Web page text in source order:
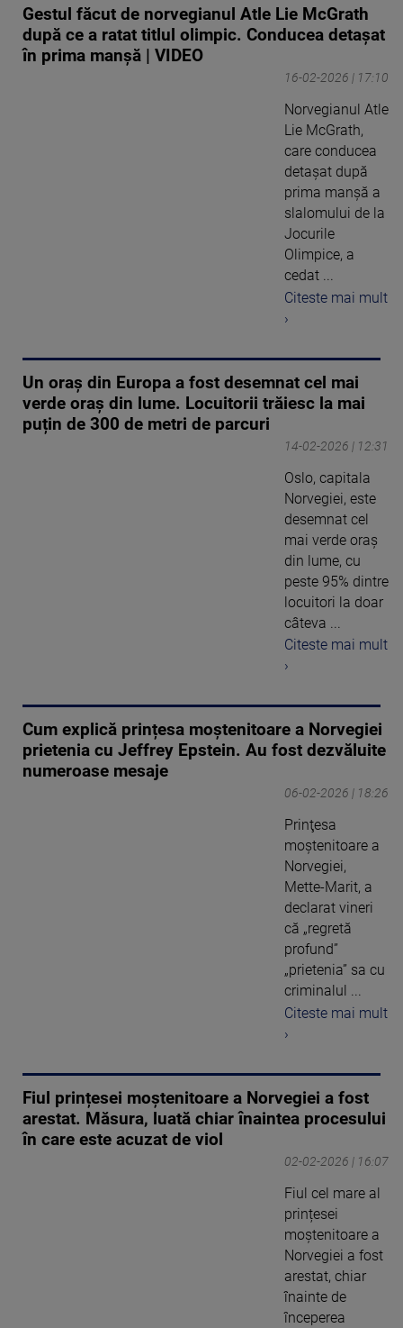
Gestul făcut de norvegianul Atle Lie McGrath
după ce a ratat titlul olimpic. Conducea detașat
în prima manșă | VIDEO
16-02-2026 | 17:10
Norvegianul Atle
Lie McGrath,
care conducea
detaşat după
prima manşă a
slalomului de la
Jocurile
Olimpice, a
cedat ...
Citeste mai mult
›
Un oraș din Europa a fost desemnat cel mai
verde oraș din lume. Locuitorii trăiesc la mai
puțin de 300 de metri de parcuri
14-02-2026 | 12:31
Oslo, capitala
Norvegiei, este
desemnat cel
mai verde oraș
din lume, cu
peste 95% dintre
locuitori la doar
câteva ...
Citeste mai mult
›
Cum explică prințesa moștenitoare a Norvegiei
prietenia cu Jeffrey Epstein. Au fost dezvăluite
numeroase mesaje
06-02-2026 | 18:26
Prinţesa
moştenitoare a
Norvegiei,
Mette-Marit, a
declarat vineri
că „regretă
profund”
„prietenia” sa cu
criminalul ...
Citeste mai mult
›
Fiul prințesei moștenitoare a Norvegiei a fost
arestat. Măsura, luată chiar înaintea procesului
în care este acuzat de viol
02-02-2026 | 16:07
Fiul cel mare al
prințesei
moștenitoare a
Norvegiei a fost
arestat, chiar
înainte de
începerea